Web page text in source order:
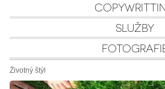
SLUŽBY
Životný štýl